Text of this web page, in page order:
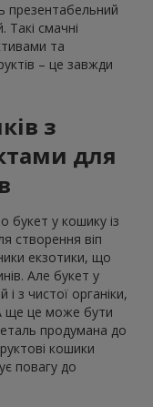
презентабельний
Такі смачні
та
– це завжди
з
для
букет у кошику із
створення віп
екзотики, що
Але букет у
з чистої органіки,
ще це може бути
продумана до
кошики
повагу до